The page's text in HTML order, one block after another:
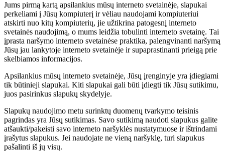
Jums pirmą kartą apsilankius mūsų interneto svetainėje, slapukai
perkeliami į Jūsų kompiuterį ir vėliau naudojami kompiuteriui
atskirti nuo kitų kompiuterių, jie užtikrina patogesnį interneto
svetainės naudojimą, o mums leidžia tobulinti interneto svetainę. Tai
įprasta naršymo interneto svetainėse praktika, palengvinanti naršymą
Jūsų jau lankytoje interneto svetainėje ir supaprastinanti prieigą prie
skelbiamos informacijos.
Apsilankius mūsų interneto svetainėje, Jūsų įrenginyje yra įdiegiami
tik būtinieji slapukai. Kiti slapukai gali būti įdiegti tik Jūsų sutikimu,
juos pasirinkus slapukų skydelyje.
Slapukų naudojimo metu surinktų duomenų tvarkymo teisinis
pagrindas yra Jūsų sutikimas. Savo sutikimą naudoti slapukus galite
atšaukti/pakeisti savo interneto naršyklės nustatymuose ir ištrindami
įrašytus slapukus. Jei naudojate ne vieną naršyklę, turi slapukus
pašalinti iš jų visų.